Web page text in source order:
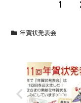
1
年賀状発表会